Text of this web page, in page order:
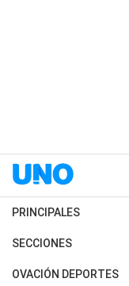
PRINCIPALES
Últimas Noticias
Política
SECCIONES
Horóscopo
OVACIÓN DEPORTES